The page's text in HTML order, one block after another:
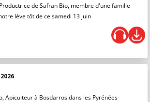
de Safran Bio, membre d'une famille
lève tôt de ce samedi 13 juin
Apiculteur à Bosdarros dans les Pyrénées-